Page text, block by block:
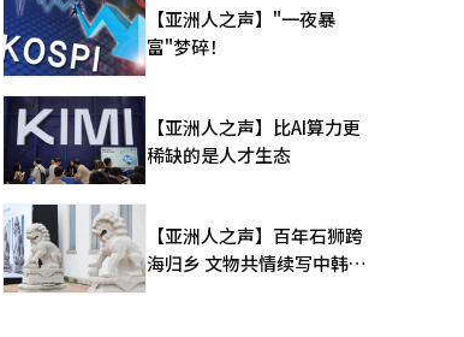
【亚洲人之声】"一夜暴
富"梦碎！
【亚洲人之声】比AI算力更
稀缺的是人才生态
【亚洲人之声】百年石狮跨
海归乡 文物共情续写中韩人